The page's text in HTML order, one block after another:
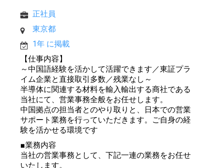
正社員
東京都
1年 に掲載
【仕事内容】
～中国語経験を活かして活躍できます／東証プラ
イム企業と直接取引多数／残業なし～
半導体に関連する材料を輸入輸出する商社である
当社にて、営業事務全般をお任せします。
中国拠点の担当者とのやり取りと、日本での営業
サポート業務を行っていただきます。ご自身の経
験を活かせる環境です
■業務内容
当社の営業事務として、下記一連の業務をお任せ
いたします。